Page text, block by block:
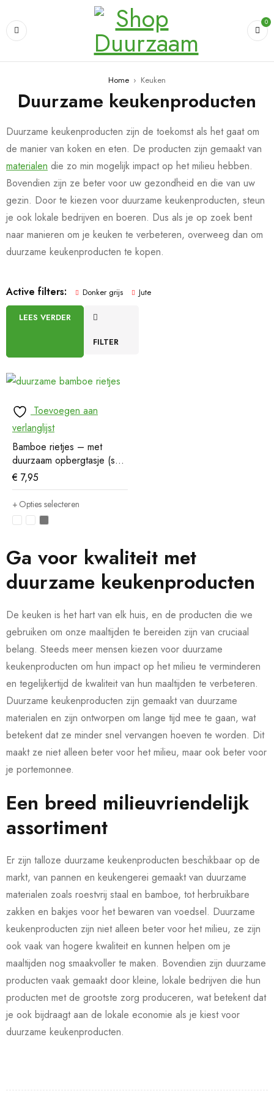
0
Home › Keuken
Duurzame keukenproducten
Duurzame keukenproducten zijn de toekomst als het gaat om
de manier van koken en eten. De producten zijn gemaakt van
materialen die zo min mogelijk impact op het milieu hebben.
Bovendien zijn ze beter voor uw gezondheid en die van uw
gezin. Door te kiezen voor duurzame keukenproducten, steun
je ook lokale bedrijven en boeren. Dus als je op zoek bent
naar manieren om je keuken te verbeteren, overweeg dan om
duurzame keukenproducten te kopen.
Active filters: Donker grijs Jute
FILTER
LEES VERDER
Toevoegen aan
verlanglijst
Bamboe rietjes – met
duurzaam opbergtasje (set
van 6)
€ 7,95
Opties selecteren
Ga voor kwaliteit met
duurzame keukenproducten
De keuken is het hart van elk huis, en de producten die we
gebruiken om onze maaltijden te bereiden zijn van cruciaal
belang. Steeds meer mensen kiezen voor duurzame
keukenproducten om hun impact op het milieu te verminderen
en tegelijkertijd de kwaliteit van hun maaltijden te verbeteren.
Duurzame keukenproducten zijn gemaakt van duurzame
materialen en zijn ontworpen om lange tijd mee te gaan, wat
betekent dat ze minder snel vervangen hoeven te worden. Dit
maakt ze niet alleen beter voor het milieu, maar ook beter voor
je portemonnee.
Een breed milieuvriendelijk
assortiment
Er zijn talloze duurzame keukenproducten beschikbaar op de
markt, van pannen en keukengerei gemaakt van duurzame
materialen zoals roestvrij staal en bamboe, tot herbruikbare
zakken en bakjes voor het bewaren van voedsel. Duurzame
keukenproducten zijn niet alleen beter voor het milieu, ze zijn
ook vaak van hogere kwaliteit en kunnen helpen om je
maaltijden nog smaakvoller te maken. Bovendien zijn duurzame
producten vaak gemaakt door kleine, lokale bedrijven die hun
producten met de grootste zorg produceren, wat betekent dat
je ook bijdraagt aan de lokale economie als je kiest voor
duurzame keukenproducten.